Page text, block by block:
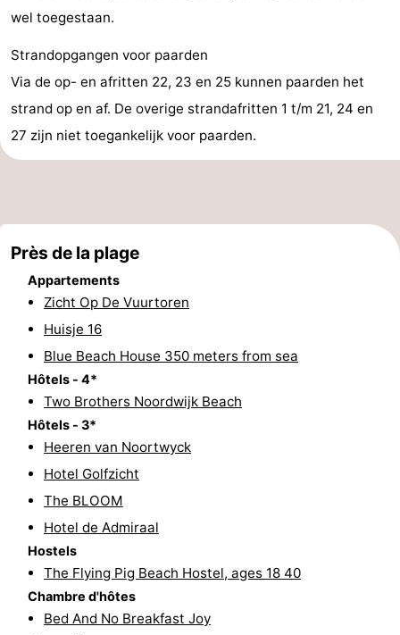
Faire
vélo
-
Randonnée
Équitation
-
Terrains
golf
Peche
-
manger
Événements
Pratiques
Forum
Route
Stationnement
Adresses
Médicales
Région
Hollande-
Septentrionale
wel toegestaan.
Strandopgangen voor paarden
Via de op- en afritten 22, 23 en 25 kunnen paarden het
strand op en af. De overige strandafritten 1 t/m 21, 24 en
27 zijn niet toegankelijk voor paarden.
Près de la plage
Appartements
Zicht Op De Vuurtoren
Huisje 16
Blue Beach House 350 meters from sea
Hôtels - 4*
Two Brothers Noordwijk Beach
Hôtels - 3*
Heeren van Noortwyck
Hotel Golfzicht
The BLOOM
Hotel de Admiraal
Hostels
The Flying Pig Beach Hostel, ages 18 40
Chambre d'hôtes
Bed And No Breakfast Joy